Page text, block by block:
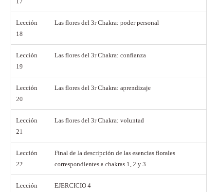
Lección
18
Las flores del 3r Chakra: poder personal
Lección
19
Las flores del 3r Chakra: confianza
Lección
20
Las flores del 3r Chakra: aprendizaje
Lección
21
Las flores del 3r Chakra: voluntad
Lección
22
Final de la descripción de las esencias florales
correspondientes a chakras 1, 2 y 3.
Lección
EJERCICIO 4